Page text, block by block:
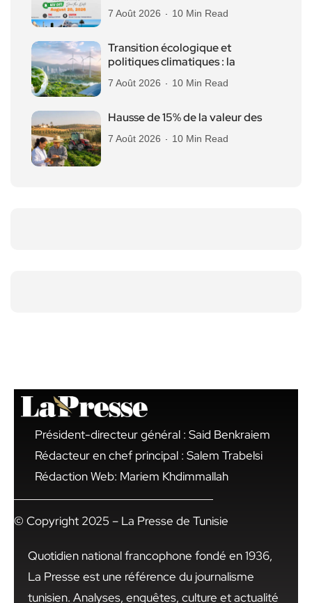
7 Août 2026 10 Min Read
Transition écologique et
politiques climatiques : la
7 Août 2026 10 Min Read
Hausse de 15% de la valeur des
7 Août 2026 10 Min Read
Président-directeur général : Said Benkraiem
Rédacteur en chef principal : Salem Trabelsi
Rédaction Web: Mariem Khdimmallah
© Copyright 2025 – La Presse de Tunisie
Quotidien national francophone fondé en 1936,
La Presse est une référence du journalisme
tunisien. Analyses, enquêtes, culture et actualité